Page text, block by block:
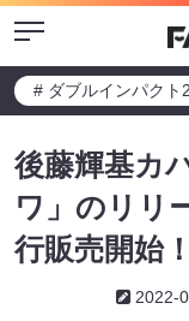
Menu
# ダブルインパクト
後藤輝基カ
ワ」のリリ
行販売開始！
2022-